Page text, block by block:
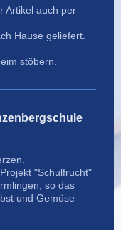
Artikel auch per
Hause geliefert.
stöbern.
"Schulfrucht"
so das
und Gemüse